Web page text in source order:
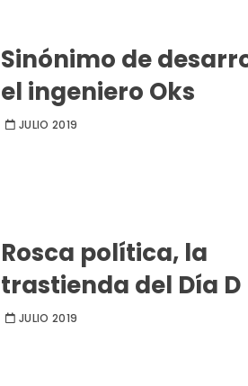
Sinónimo de
el ingeniero Oks
JULIO 2019
Rosca política, la
trastienda del Día D
JULIO 2019